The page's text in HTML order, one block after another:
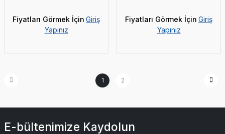
Fiyatları Görmek İçin Giriş
Yapınız
Fiyatları Görmek İçin Giriş
Yapınız
1 2
E-bültenimize Kaydolun